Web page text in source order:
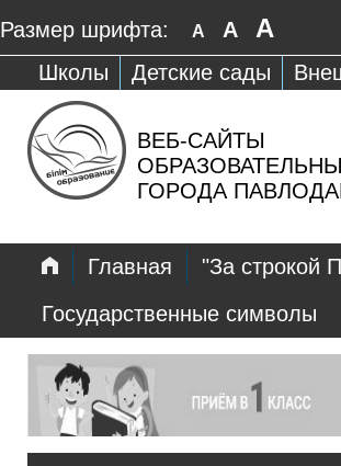
Размер шрифта: A A A
Школы Детские сады
ВЕБ-САЙТЫ
ГОРОДА
Главная "За строкой
Государственные символы